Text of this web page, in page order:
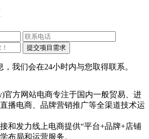
我们会在24小时内与您取得联系。
官方网站电商专注于国内一般贸易、进
播电商、品牌营销推广等全渠道技术运
和发力线上电商提供“平台+品牌+店铺
布局和运营服务。